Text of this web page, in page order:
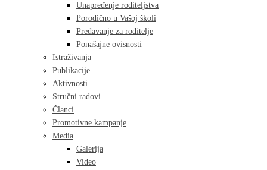
Unapređenje roditeljstva
Porodično u Vašoj školi
Predavanje za roditelje
Ponašajne ovisnosti
Istraživanja
Publikacije
Aktivnosti
Stručni radovi
Članci
Promotivne kampanje
Media
Galerija
Video